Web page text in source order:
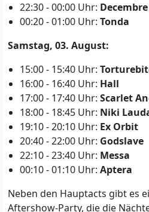
22:30 - 00:00 Uhr:
00:20 - 01:00 Uhr: Tonda
Samstag, 03. August:
15:00 - 15:40 Uhr:
16:00 - 16:40 Uhr: Hall
17:00 - 17:40 Uhr: Scarlet
18:00 - 18:45 Uhr: Niki
19:10 - 20:10 Uhr: Ex Orbit
20:40 - 22:00 Uhr: Godslave
22:10 - 23:40 Uhr: Messa
00:10 - 01:10 Uhr: Aptera
Neben den Hauptacts gibt es
Aftershow-Party, die die